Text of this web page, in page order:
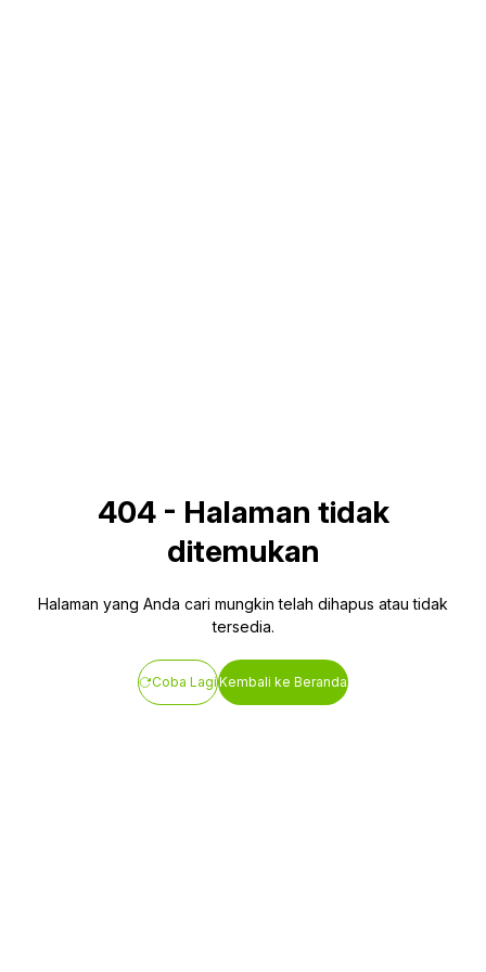
404- Halaman tidak
ditemukan
Halaman yang Anda cari mungkin telah dihapus atau tidak
tersedia.
Coba LagiKembali ke Beranda